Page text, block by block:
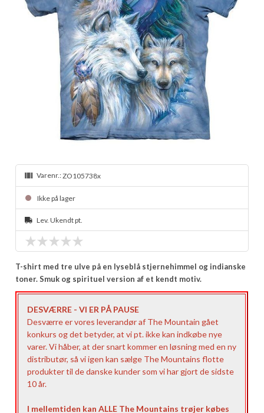
Varenr.:ZO105738x
Ikke på lager
Lev. Ukendt pt.
T-shirt med tre ulve på en lyseblå stjernehimmel og indianske
toner. Smuk og spirituel version af et kendt motiv.
DESVÆRRE - VI ER PÅ PAUSE
Desværre er vores leverandør af The Mountain gået
konkurs og det betyder, at vi pt. ikke kan indkøbe nye
varer. Vi håber, at der snart kommer en løsning med en ny
distributør, så vi igen kan sælge The Mountains flotte
produkter til de danske kunder som vi har gjort de sidste
10 år.
I mellemtiden kan ALLE The Mountains trøjer købes